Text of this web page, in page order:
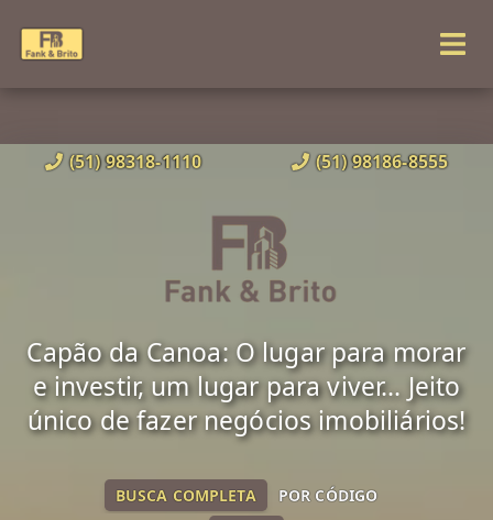
(51) 98318-1110 (51) 98186-8555
Capão da Canoa: O lugar para morar
e investir, um lugar para viver... Jeito
único de fazer negócios imobiliários!
BUSCA COMPLETA POR CÓDIGO